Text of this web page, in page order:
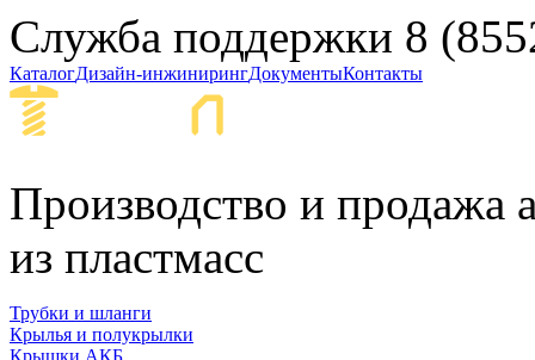
Служба поддержки 8
КаталогДизайн-инжинирингДокументыКонтакты
Производство и продажа
из пластмасс
Трубки и шланги
Крылья и полукрылки
Крышки АКБ